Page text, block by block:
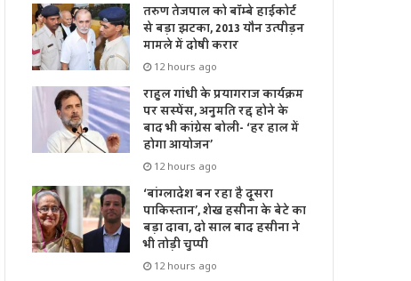
तरुण तेजपाल को बॉम्बे हाईकोर्ट
से बड़ा झटका, 2013 यौन उत्पीड़न
मामले में दोषी करार
12 hours ago
राहुल गांधी के प्रयागराज कार्यक्रम
पर सस्पेंस, अनुमति रद्द होने के
बाद भी कांग्रेस बोली- ‘हर हाल में
होगा आयोजन’
12 hours ago
‘बांग्लादेश बन रहा है दूसरा
पाकिस्तान’, शेख हसीना के बेटे का
बड़ा दावा, दो साल बाद हसीना ने
भी तोड़ी चुप्पी
12 hours ago